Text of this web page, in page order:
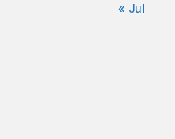
« Jul